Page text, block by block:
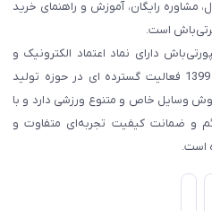
رایگان، آموزش و راهنمای خرید
است.
دارای نماد اعتماد الکترونیک و
درگاه پرداخت معتبر است و از سال 1399 فعالیت گسترده ای در حوزه تولید
وسایل خاص و متنوع ورزشی دارد و با
و ضمانت کیفیت تجربه‌ای متفاوت و
است.